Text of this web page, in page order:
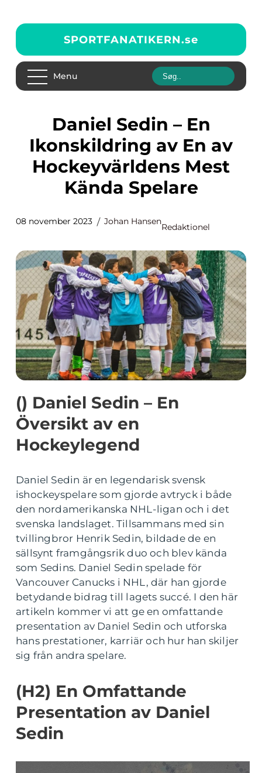
SPORTFANATIKERN.se
Menu
Daniel Sedin – En
Ikonskildring av En av
Hockeyvärldens Mest
Kända Spelare
08 november 2023 Johan Hansen
Redaktionel
() Daniel Sedin – En
Översikt av en
Hockeylegend
Daniel Sedin är en legendarisk svensk
ishockeyspelare som gjorde avtryck i både
den nordamerikanska NHL-ligan och i det
svenska landslaget. Tillsammans med sin
tvillingbror Henrik Sedin, bildade de en
sällsynt framgångsrik duo och blev kända
som Sedins. Daniel Sedin spelade för
Vancouver Canucks i NHL, där han gjorde
betydande bidrag till lagets succé. I den här
artikeln kommer vi att ge en omfattande
presentation av Daniel Sedin och utforska
hans prestationer, karriär och hur han skiljer
sig från andra spelare.
(H2) En Omfattande
Presentation av Daniel
Sedin